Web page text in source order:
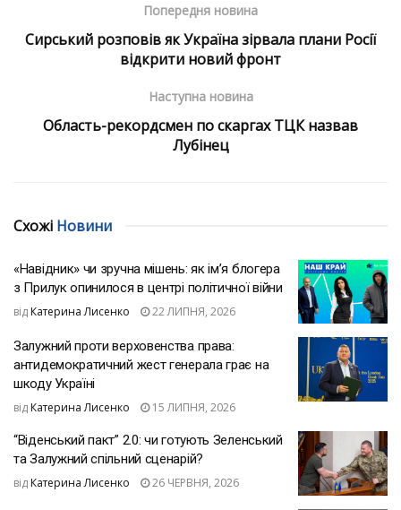
Попередня новина
Сирський розповів як Україна зірвала плани Росії
відкрити новий фронт
Наступна новина
Область-рекордсмен по скаргах ТЦК назвав
Лубінец
Схожі Новини
«Навідник» чи зручна мішень: як ім’я блогера
з Прилук опинилося в центрі політичної війни
від Катерина Лисенко 22 ЛИПНЯ, 2026
Залужний проти верховенства права:
антидемократичний жест генерала грає на
шкоду Україні
від Катерина Лисенко 15 ЛИПНЯ, 2026
“Віденський пакт” 2.0: чи готують Зеленський
та Залужний спільний сценарій?
від Катерина Лисенко 26 ЧЕРВНЯ, 2026